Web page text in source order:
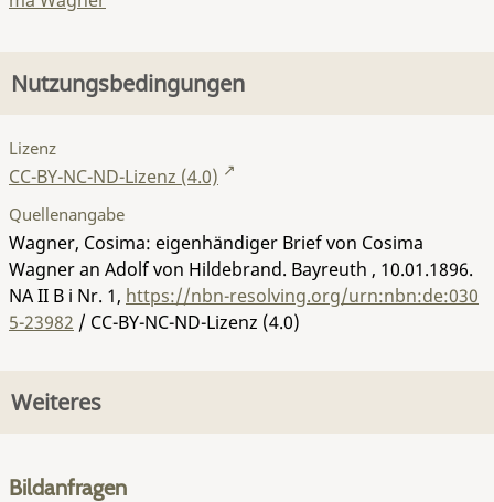
Nutzungsbedingungen
Lizenz
CC-BY-NC-ND-Lizenz (4.0)
Quellenangabe
Wagner, Cosima: eigenhändiger Brief von Cosima
Wagner an Adolf von Hildebrand. Bayreuth , 10.01.1896.
NA II B i Nr. 1, https://nbn-resolving.org/urn:nbn:de:030
5-23982 / CC-BY-NC-ND-Lizenz (4.0)
Weiteres
Bildanfragen